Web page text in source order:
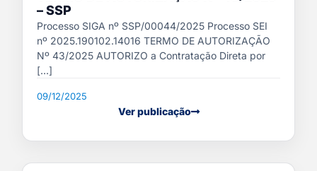
– SSP
Processo SIGA nº SSP/00044/2025 Processo SEI
nº 2025.190102.14016 TERMO DE AUTORIZAÇÃO
Nº 43/2025 AUTORIZO a Contratação Direta por
[...]
09/12/2025
Ver publicação